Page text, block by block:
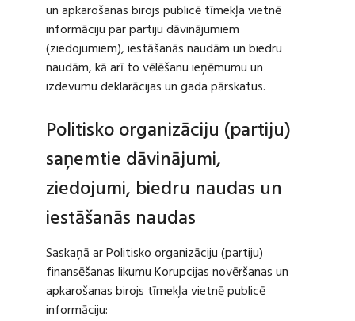
un apkarošanas birojs publicē tīmekļa vietnē
informāciju par partiju dāvinājumiem
(ziedojumiem), iestāšanās naudām un biedru
naudām, kā arī to vēlēšanu ieņēmumu un
izdevumu deklarācijas un gada pārskatus.
Politisko organizāciju (partiju)
saņemtie dāvinājumi,
ziedojumi, biedru naudas un
iestāšanās naudas
Saskaņā ar Politisko organizāciju (partiju)
finansēšanas likumu Korupcijas novēršanas un
apkarošanas birojs tīmekļa vietnē publicē
informāciju: